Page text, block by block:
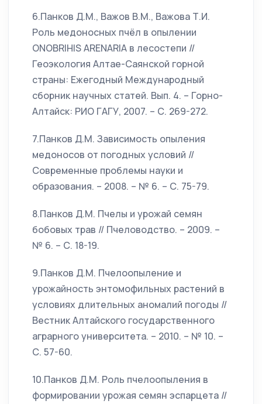
6.Панков Д.М., Важов В.М., Важова Т.И.
Роль медоносных пчёл в опылении
ONOBRIHIS ARENARIA в лесостепи //
Геоэкология Алтае-Саянской горной
страны: Ежегодный Международный
сборник научных статей. Вып. 4. – Горно-
Алтайск: РИО ГАГУ, 2007. – С. 269-272.
7.Панков Д.М. Зависимость опыления
медоносов от погодных условий //
Современные проблемы науки и
образования. – 2008. – № 6. – С. 75-79.
8.Панков Д.М. Пчелы и урожай семян
бобовых трав // Пчеловодство. – 2009. –
№ 6. – С. 18-19.
9.Панков Д.М. Пчелоопыление и
урожайность энтомофильных растений в
условиях длительных аномалий погоды //
Вестник Алтайского государственного
аграрного университета. – 2010. – № 10. –
С. 57-60.
10.Панков Д.М. Роль пчелоопыления в
формировании урожая семян эспарцета //